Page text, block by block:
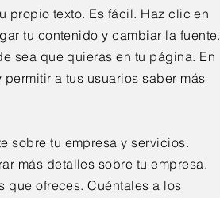
propio texto. Es fácil. Haz clic en
tu contenido y cambiar la fuente.
sea que quieras en tu página. En
a tus usuarios saber más
sobre tu empresa y servicios.
más detalles sobre tu empresa.
que ofreces. Cuéntales a los